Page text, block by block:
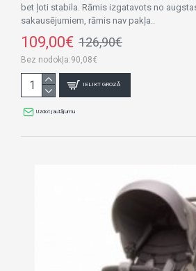
bet ļoti stabila. Rāmis izgatavots no
sakausējumiem, rāmis nav pakļa..
109,00€ 126,90€
Bez nodokļa:90,08€
IELIKT GROZĀ
Uzdot jautājumu